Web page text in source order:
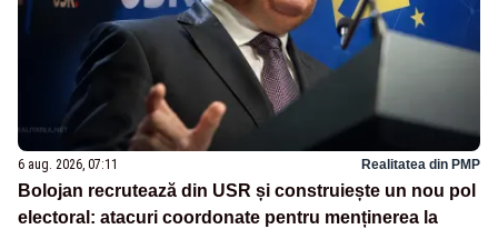
6 aug. 2026, 07:11 Realitatea din PMP
Bolojan recrutează din USR și construiește un nou pol
electoral: atacuri coordonate pentru menținerea la